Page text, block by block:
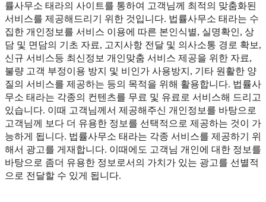
률사무소 태라의 사이트를 통하여 고객님께 최적의 맞춤화된
서비스를 제공해드리기 위한 것입니다. 법률사무소 태라는 수
집한 개인정보를 서비스 이용에 따른 본인식별, 실명확인, 상
담 및 면담의 기초 자료, 고지사항 전달 및 의사소통 경로 확보,
신규 서비스등 최신정보 개인맞춤 서비스 제공을 위한 자료,
불량 고객 부정이용 방지 및 비인가 사용방지, 기타 원활한 양
질의 서비스를 제공하는 등의 목적을 위해 활용합니다. 법률사
무소 태라는 각종의 컨텐츠를 무료 및 유료로 서비스해 드리고
있습니다. 이때 고객님께서 제공해주신 개인정보를 바탕으로
고객님께 보다 더 유용한 정보를 선택적으로 제공하는 것이 가
능하게 됩니다. 법률사무소 태라는 각종 서비스를 제공하기 위
해서 광고를 게재합니다. 이때에도 고객님 개인에 대한 정보를
바탕으로 좀더 유용한 정보로서의 가치가 있는 광고를 선별적
으로 전달할 수 있게 됩니다.